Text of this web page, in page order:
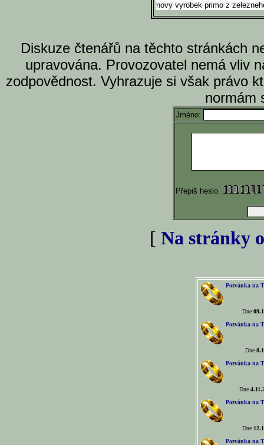
novy vyrobek primo z
Diskuze čtenářů na těchto stránkách
upravována. Provozovatel nemá vliv
zodpovědnost. Vyhrazuje si však právo
normám
Jméno:
Přepiš heslo
[ Na stránky
Pozvánka na
Dne
Pozvánka na
Dne
Pozvánka na
Dne
Pozvánka na
Dne
Pozvánka na